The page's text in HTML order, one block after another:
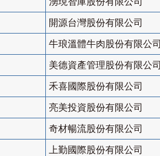
開源台灣股份有限公司
牛琅溫體牛肉股份有限公司
美德資產管理股份有限公司
禾喜國際股份有限公司
亮美投資股份有限公司
奇材暢流股份有限公司
上勤國際股份有限公司